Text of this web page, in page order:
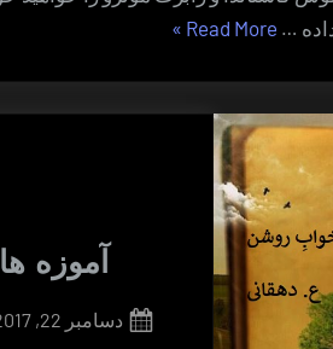
…
Read More “روان
»
آموزه
Posted
دسامبر 22, 2017